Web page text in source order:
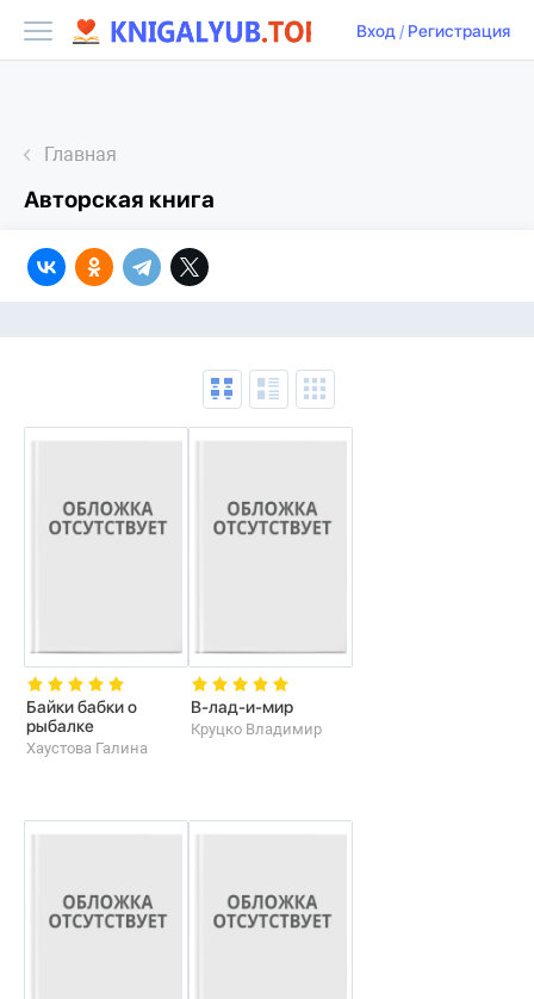
Вход/ Регистрация
Главная
Авторская книга
Байки бабки о
рыбалке
Хаустова Галина
В-лад-и-мир
Круцко Владимир